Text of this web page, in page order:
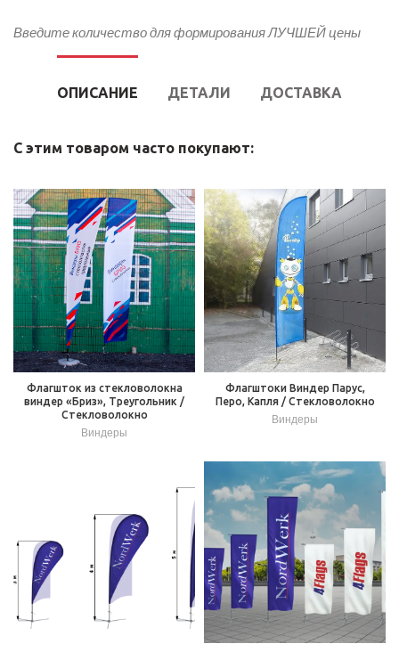
Введите количество для формирования ЛУЧШЕЙ цены
ОПИСАНИЕ ДЕТАЛИ ДОСТАВКА
С этим товаром часто покупают:
Флагшток из стекловолокна
виндер «Бриз», Треугольник /
Стекловолокно
Виндеры
Флагштоки Виндер Парус,
Перо, Капля / Стекловолокно
Виндеры